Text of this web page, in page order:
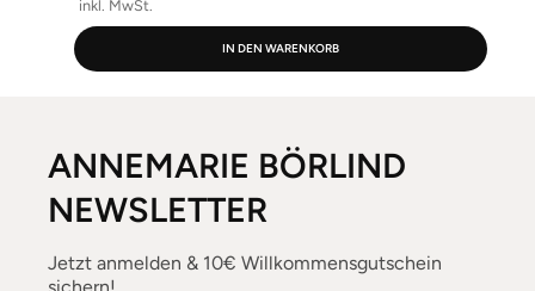
inkl. MwSt.
IN DEN WARENKORB
ANNEMARIE BÖRLIND
NEWSLETTER
Jetzt anmelden & 10€ Willkommensgutschein